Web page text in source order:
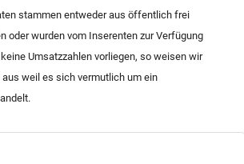
für nationale und
stammen entweder aus öffentlich frei
oder wurden vom Inserenten zur Verfügung
Umsatzzahlen vorliegen, so weisen wir
aus weil es sich vermutlich um ein